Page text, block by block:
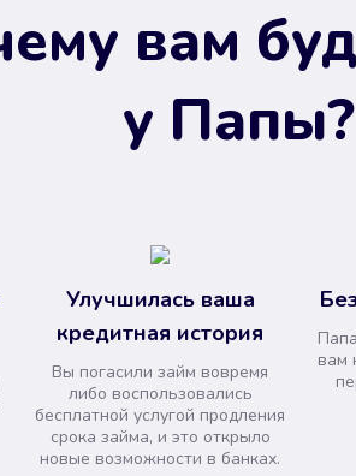
вам
у
Улучшилась ваша
кредитная история
Вы погасили займ вовремя
либо воспользовались
бесплатной услугой продления
срока займа, и это открыло
новые возможности в банках.
вам